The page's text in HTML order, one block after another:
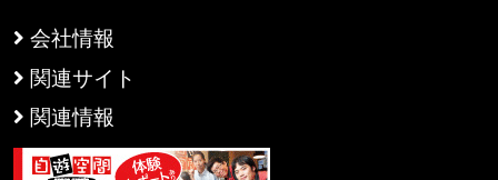
会社情報
関連サイト
関連情報